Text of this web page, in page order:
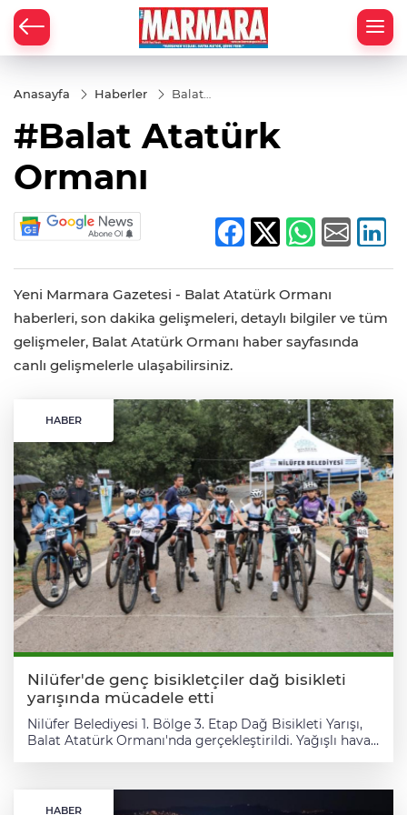
Anasayfa Haberler
Balat
Ormanı
#Balat Atatürk
Ormanı
Yeni Marmara Gazetesi - Balat Atatürk Ormanı
haberleri, son dakika gelişmeleri, detaylı bilgiler ve tüm
gelişmeler, Balat Atatürk Ormanı haber sayfasında
canlı gelişmelerle ulaşabilirsiniz.
HABER
Nilüfer'de genç bisikletçiler dağ bisikleti
yarışında mücadele etti
Nilüfer Belediyesi 1. Bölge 3. Etap Dağ Bisikleti Yarışı,
Balat Atatürk Ormanı'nda gerçekleştirildi. Yağışlı hava
Kocaeli, Manisa ve Yalova'nın da aralarında bulunduğu
7 şehirden sporcuların katıldığı organizasyonda U11,
HABER